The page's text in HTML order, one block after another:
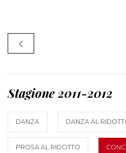
Stagione 2011-2012
DANZA DANZA AL
PROSA AL RIDOTTO